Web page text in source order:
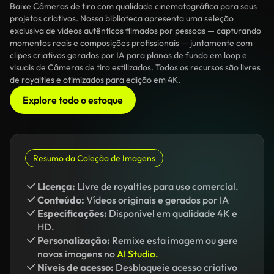
Baixe Câmeras de tiro com qualidade cinematográfica para seus
projetos criativos. Nossa biblioteca apresenta uma seleção
exclusiva de vídeos autênticos filmados por pessoas — capturando
momentos reais e composições profissionais — juntamente com
clipes criativos gerados por IA para planos de fundo em loop e
visuais de Câmeras de tiro estilizados. Todos os recursos são livres
de royalties e otimizados para edição em 4K.
Explore todo o estoque
Resumo da Coleção de Imagens
Licença: Livre de royalties para uso comercial.
Conteúdo: Vídeos originais e gerados por IA
Especificações: Disponível em qualidade 4K e
HD.
Personalização: Remixe esta imagem ou gere
novas imagens noAI Studio.
Níveis de acesso: Desbloqueie acesso criativo